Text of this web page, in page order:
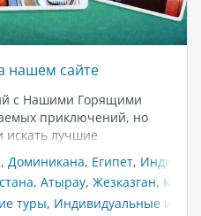
нашем сайте
с Нашими Горящими
приключений, но
искать лучшие
На нашем
горящие туры по
Мы предлагаем
, Доминикана, Египет, Индия
, Атырау, Жезказган,
туры, Индивидуальные и VIP